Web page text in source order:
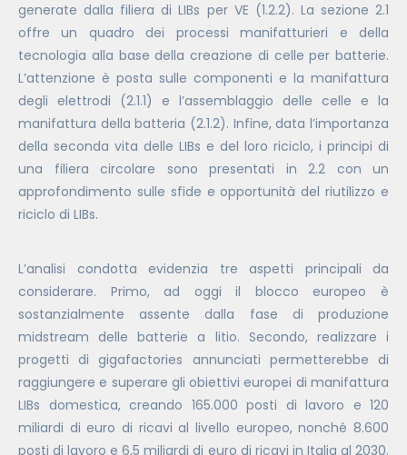
generate dalla filiera di LIBs per VE (1.2.2). La sezione 2.1
offre un quadro dei processi manifatturieri e della
tecnologia alla base della creazione di celle per batterie.
L’attenzione è posta sulle componenti e la manifattura
degli elettrodi (2.1.1) e l’assemblaggio delle celle e la
manifattura della batteria (2.1.2). Infine, data l’importanza
della seconda vita delle LIBs e del loro riciclo, i principi di
una filiera circolare sono presentati in 2.2 con un
approfondimento sulle sfide e opportunità del riutilizzo e
riciclo di LIBs.
L’analisi condotta evidenzia tre aspetti principali da
considerare. Primo, ad oggi il blocco europeo è
sostanzialmente assente dalla fase di produzione
midstream delle batterie a litio. Secondo, realizzare i
progetti di gigafactories annunciati permetterebbe di
raggiungere e superare gli obiettivi europei di manifattura
LIBs domestica, creando 165.000 posti di lavoro e 120
miliardi di euro di ricavi al livello europeo, nonché 8.600
posti di lavoro e 6,5 miliardi di euro di ricavi in Italia al 2030.